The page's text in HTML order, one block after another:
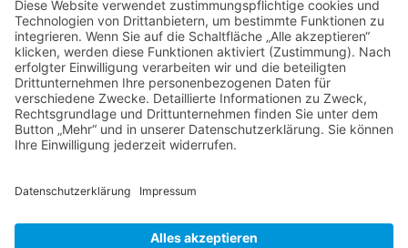
kommerziellen Gebrauch gestattet.
Soweit die Inhalte auf dieser Seite nicht vom Betreiber erstellt
wurden, werden die Urheberrechte Dritter beachtet. Insbesondere
werden Inhalte Dritter als solche gekennzeichnet. Sollten Sie
trotzdem auf eine Urheberrechtsverletzung aufmerksam werden,
bitten wir um einen entsprechenden Hinweis. Bei Bekanntwerden
von Rechtsverletzungen werden wir derartige Inhalte umgehend
entfernen.
https://www.e-recht24.de
Copyright ©2025 Henrik-Aulbach.de.